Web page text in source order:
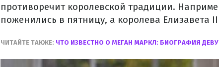
противоречит королевской традиции.
поженились в пятницу, а королева Елизавета
ЧИТАЙТЕ ТАКЖЕ: ЧТО ИЗВЕСТНО О МЕГАН МАРКЛ: БИОГРАФИЯ